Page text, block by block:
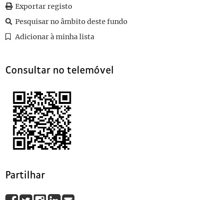
059
Sem título
061
062 Sem título 1975
Exportar registo
Pesquisar no âmbito deste fundo
Adicionar à minha lista
Consultar no telemóvel
Partilhar